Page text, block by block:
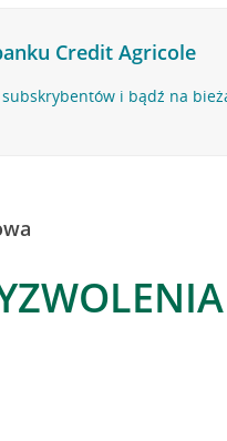
Credit Agricole
subskrybentów i bądź na